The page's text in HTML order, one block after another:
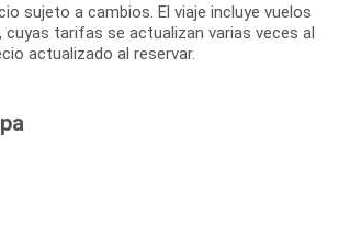
sujeto a cambios. El viaje incluye vuelos
cuyas tarifas se actualizan varias veces al
actualizado al reservar.